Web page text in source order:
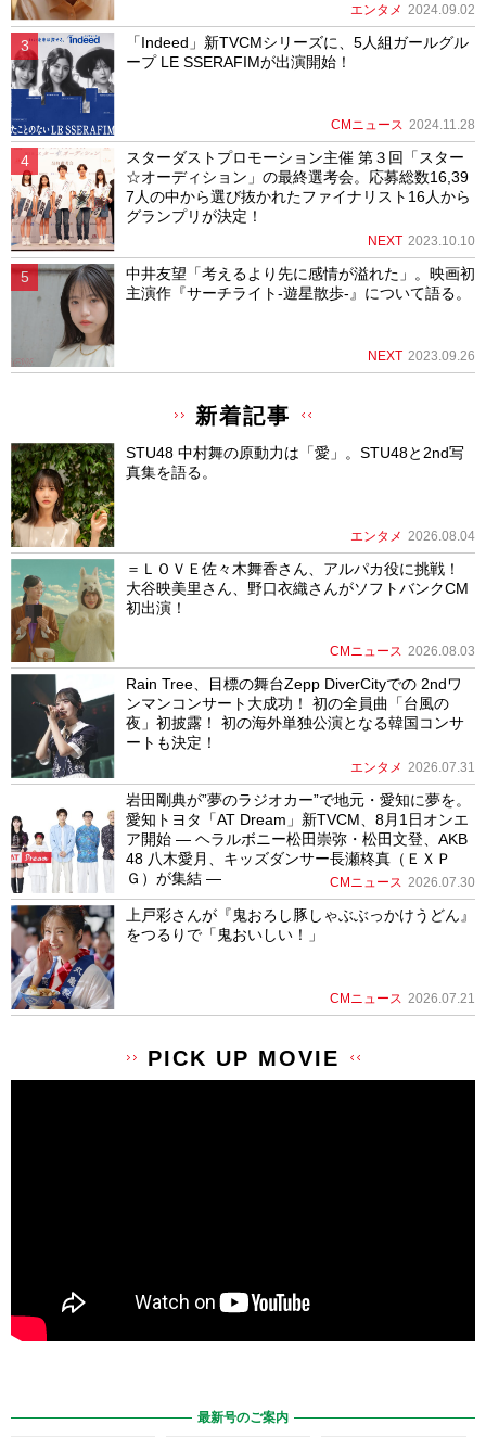
エンタメ 2024.09.02
「Indeed」新TVCMシリーズに、5人組ガールグル
ープ LE SSERAFIMが出演開始！
CMニュース 2024.11.28
スターダストプロモーション主催 第３回「スター
☆オーディション」の最終選考会。応募総数16,39
7人の中から選び抜かれたファイナリスト16人から
グランプリが決定！
NEXT 2023.10.10
中井友望「考えるより先に感情が溢れた」。映画初
主演作『サーチライト-遊星散歩-』について語る。
NEXT 2023.09.26
新着記事
STU48 中村舞の原動力は「愛」。STU48と2nd写
真集を語る。
エンタメ 2026.08.04
＝ＬＯＶＥ佐々木舞香さん、アルパカ役に挑戦！
大谷映美里さん、野口衣織さんがソフトバンクCM
初出演！
CMニュース 2026.08.03
Rain Tree、目標の舞台Zepp DiverCityでの 2ndワ
ンマンコンサート大成功！ 初の全員曲「台風の
夜」初披露！ 初の海外単独公演となる韓国コンサ
ートも決定！
エンタメ 2026.07.31
岩田剛典が”夢のラジオカー”で地元・愛知に夢を。
愛知トヨタ「AT Dream」新TVCM、8月1日オンエ
ア開始 ― ヘラルボニー松田崇弥・松田文登、AKB
48 八木愛月、キッズダンサー長瀬柊真（ＥＸＰ
Ｇ）が集結 ―
CMニュース 2026.07.30
上戸彩さんが『鬼おろし豚しゃぶぶっかけうどん』
をつるりで「鬼おいしい！」
CMニュース 2026.07.21
PICK UP MOVIE
最新号のご案内